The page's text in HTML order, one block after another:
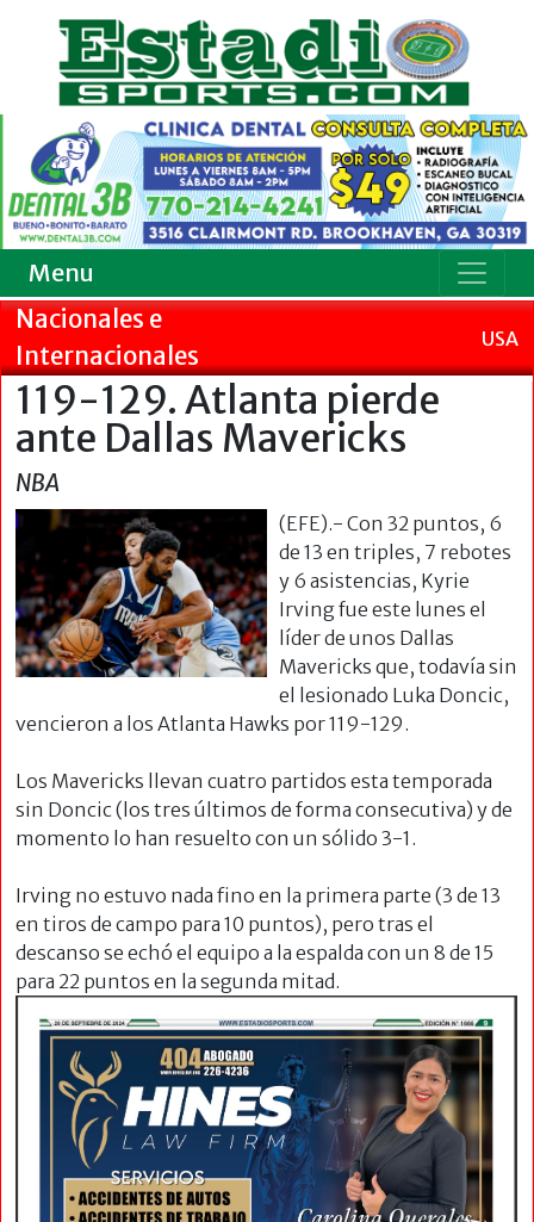
Menu
Nacionales e
Internacionales
USA
119-129. Atlanta pierde
ante Dallas Mavericks
NBA
(EFE).- Con 32 puntos, 6
de 13 en triples, 7 rebotes
y 6 asistencias, Kyrie
Irving fue este lunes el
líder de unos Dallas
Mavericks que, todavía sin
el lesionado Luka Doncic,
vencieron a los Atlanta Hawks por 119-129.
Los Mavericks llevan cuatro partidos esta temporada
sin Doncic (los tres últimos de forma consecutiva) y de
momento lo han resuelto con un sólido 3-1.
Irving no estuvo nada fino en la primera parte (3 de 13
en tiros de campo para 10 puntos), pero tras el
descanso se echó el equipo a la espalda con un 8 de 15
para 22 puntos en la segunda mitad.